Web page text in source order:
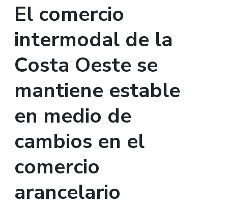
El comercio
intermodal de la
Costa Oeste se
mantiene estable
en medio de
cambios en el
comercio
arancelario